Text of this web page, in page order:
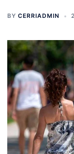
BY CERRIADMIN